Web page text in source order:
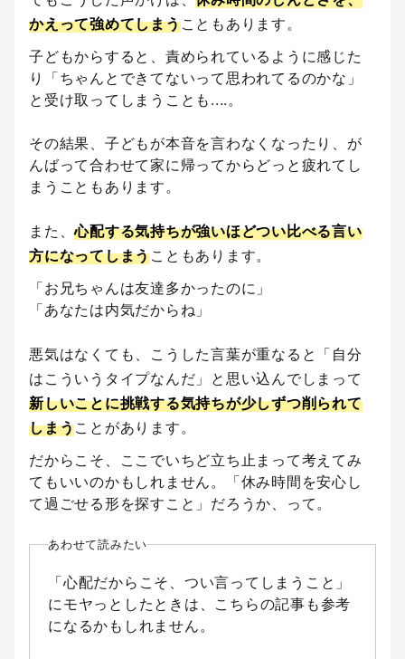
かえって強めてしまうこともあります。
子どもからすると、責められているように感じた
り「ちゃんとできてないって思われてるのかな」
と受け取ってしまうことも....。
その結果、子どもが本音を言わなくなったり、が
んばって合わせて家に帰ってからどっと疲れてし
まうこともあります。
また、心配する気持ちが強いほどつい比べる言い
方になってしまうこともあります。
「お兄ちゃんは友達多かったのに」
「あなたは内気だからね」
悪気はなくても、こうした言葉が重なると「自分
はこういうタイプなんだ」と思い込んでしまって
新しいことに挑戦する気持ちが少しずつ削られて
しまうことがあります。
だからこそ、ここでいちど立ち止まって考えてみ
てもいいのかもしれません。「休み時間を安心し
て過ごせる形を探すこと」だろうか、って。
あわせて読みたい
「心配だからこそ、つい言ってしまうこと」
にモヤっとしたときは、こちらの記事も参考
になるかもしれません。